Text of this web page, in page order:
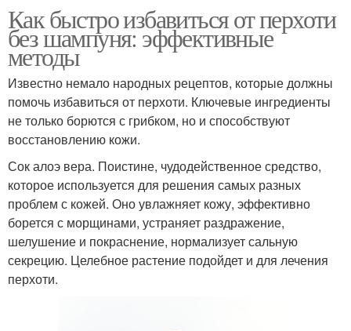
Как быстро избавиться от перхоти
без шампуня: эффективные
методы
Известно немало народных рецептов, которые должны
помочь избавиться от перхоти. Ключевые ингредиенты
не только борются с грибком, но и способствуют
восстановлению кожи.
Сок алоэ вера. Поистине, чудодейственное средство,
которое используется для решения самых разных
проблем с кожей. Оно увлажняет кожу, эффективно
борется с морщинами, устраняет раздражение,
шелушение и покраснение, нормализует сальную
секрецию. Целебное растение подойдет и для лечения
перхоти.